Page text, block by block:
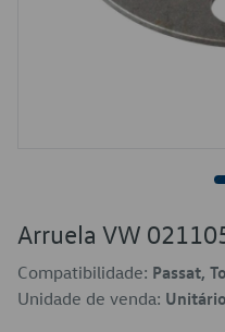
Arruela VW
Compatibilidade: Passat,
Unidade de venda: